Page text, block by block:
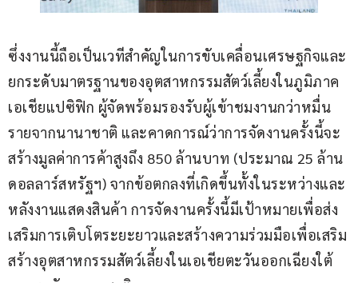
ซึ่งงานนี้ถือเป็นเวทีสำคัญในการขับเคลื่อนเศรษฐกิจและ
ยกระดับมาตรฐานของอุตสาหกรรมสัตว์เลี้ยงในภูมิภาค
เอเชียแปซิฟิก ผู้จัดพร้อมรองรับผู้เข้าชมงานกว่าหมื่น
รายจากนานาชาติ และคาดการณ์ว่าการจัดงานครั้งนี้จะ
สร้างมูลค่าการค้าสูงถึง 850 ล้านบาท (ประมาณ 25 ล้าน
ดอลลาร์สหรัฐฯ) จากข้อตกลงที่เกิดขึ้นทั้งในระหว่างและ
หลังงานแสดงสินค้า การจัดงานครั้งนี้มีเป้าหมายเพื่อส่ง
เสริมการเติบโตระยะยาวและสร้างความร่วมมือเพื่อเสริม
สร้างอุตสาหกรรมสัตว์เลี้ยงในเอเชียตะวันออกเฉียงใต้